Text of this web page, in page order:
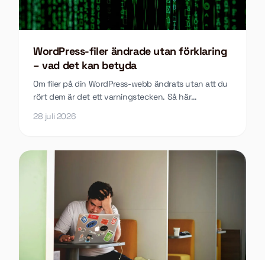
WordPress-filer ändrade utan förklaring
– vad det kan betyda
Om filer på din WordPress-webb ändrats utan att du
rört dem är det ett varningstecken. Så här
28 juli 2026